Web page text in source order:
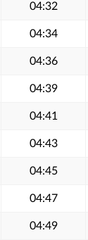
04:32
04:34
04:36
04:39
04:41
04:43
04:45
04:47
04:49